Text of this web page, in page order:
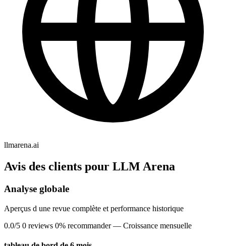
llmarena.ai
Avis des clients pour LLM Arena
Analyse globale
Aperçus d une revue complète et performance historique
0.0/5 0 reviews 0% recommander — Croissance mensuelle